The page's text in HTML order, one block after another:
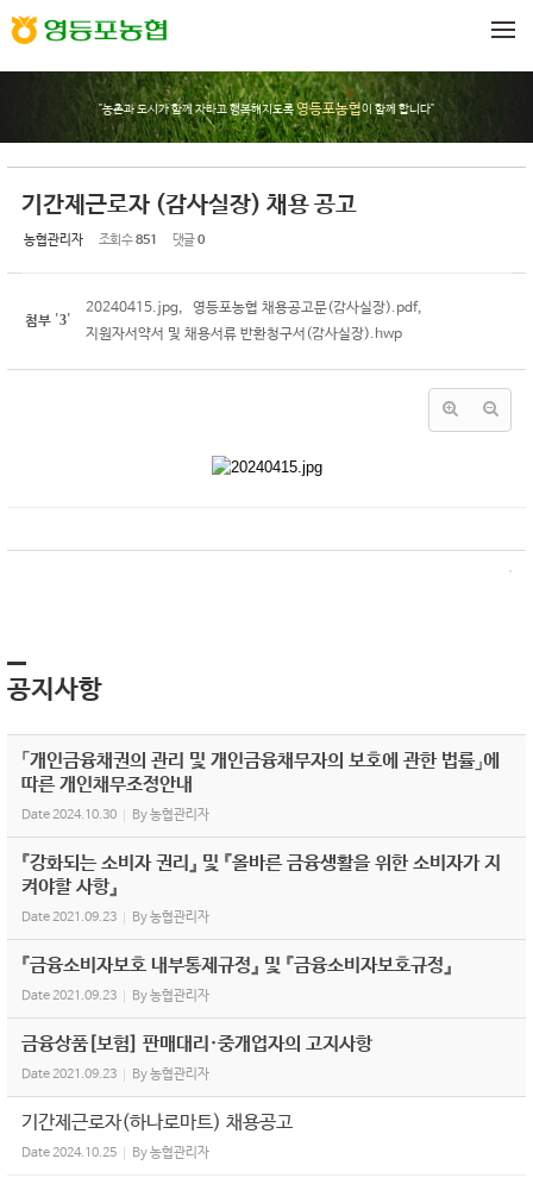
"농촌과 도시가 함께 자라고 행복해지도록영등포농협이 함께 합니다"
기간제근로자 (감사실장) 채용 공고
농협관리자 조회 수851 댓글0
첨부 '3'
20240415.jpg, 영등포농협 채용공고문(감사실장).pdf,
지원자서약서 및 채용서류 반환청구서(감사실장).hwp
공지사항
「개인금융채권의 관리 및 개인금융채무자의 보호에 관한 법률」에
따른 개인채무조정안내
Date2024.10.30 By농협관리자
『강화되는 소비자 권리』 및 『올바른 금융생활을 위한 소비자가 지
켜야할 사항』
Date2021.09.23 By농협관리자
『금융소비자보호 내부통제규정』 및 『금융소비자보호규정』
Date2021.09.23 By농협관리자
금융상품[보험] 판매대리·중개업자의 고지사항
Date2021.09.23 By농협관리자
기간제근로자(하나로마트) 채용공고
Date2024.10.25 By농협관리자